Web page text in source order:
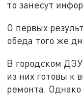
то занесут
О первых
обеда того же
В городском
из них готовы к
ремонта.